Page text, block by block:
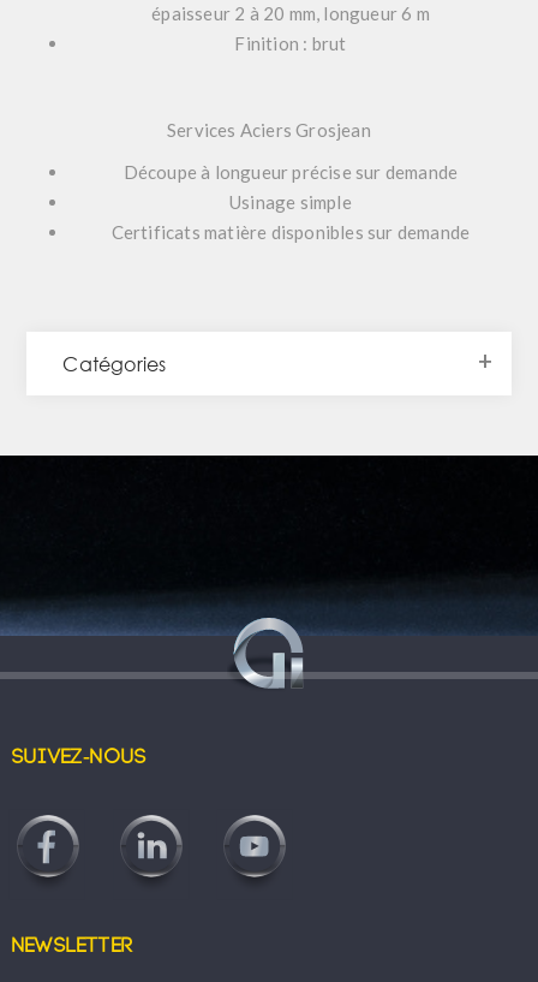
épaisseur 2 à 20 mm, longueur 6 m
Finition : brut
Services Aciers Grosjean
Découpe à longueur précise sur demande
Usinage simple
Certificats matière disponibles sur demande
Catégories
Suivez-nous
Newsletter